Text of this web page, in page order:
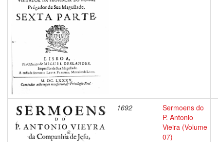
1692
Sermoens do
P. Antonio
Vieira (Volume
07)